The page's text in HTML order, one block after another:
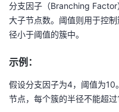
分支因子（Branching
大子节点数。阈值则用于控
径小于阈值的簇中。
示例：
假设分支因子为4，阈值为
节点，每个簇的半径不能超过